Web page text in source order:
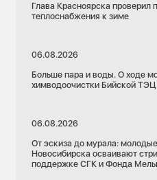
Глава Красноярска проверил
теплоснабжения к зиме
06.08.2026
Больше пара и воды. О ходе
химводоочистки Бийской ТЭЦ
06.08.2026
От эскиза до мурала:
Новосибирска осваивают
поддержке СГК и Фонда